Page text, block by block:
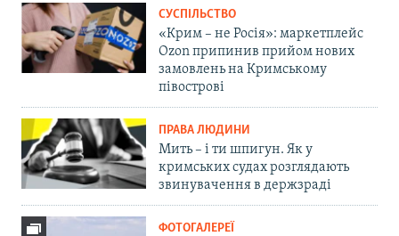
СУСПІЛЬСТВО
«Крим – не Росія»: маркетплейс
Ozon припинив прийом нових
замовлень на Кримському
півострові
ПРАВА ЛЮДИНИ
Мить – і ти шпигун. Як у
кримських судах розглядають
звинувачення в держзраді
ФОТОГАЛЕРЕЇ